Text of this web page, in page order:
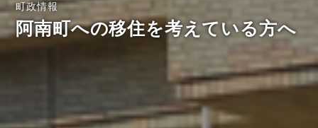
町政情報
阿南町への移住を考えている方へ